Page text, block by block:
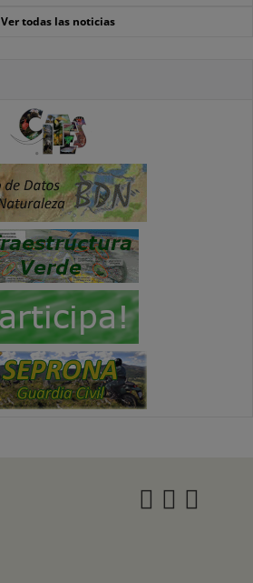
Ver todas las noticias